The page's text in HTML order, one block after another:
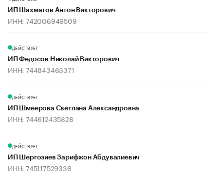
ИП Шахматов Антон Викторович
ИНН: 742006949509
ДЕЙСТВУЕТ
ИП Федосов Николай Викторович
ИНН: 744843463371
ДЕЙСТВУЕТ
ИП Шмеерова Светлана Александровна
ИНН: 744612435828
ДЕЙСТВУЕТ
ИП Шергозиев Зарифжон Абдувалиевич
ИНН: 745117529336